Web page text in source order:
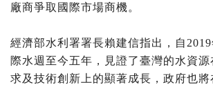
廠商爭取國際市場商機。
經濟部水利署署長賴建信指出，自
際水週至今五年，見證了臺灣的水資
求及技術創新上的顯著成長，政府也